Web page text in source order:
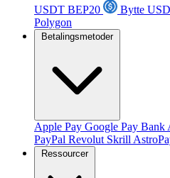
USDT BEP20
Bytte
Polygon
Betalingsmetoder
Apple Pay Google Pay Bank
PayPal Revolut Skrill
Ressourcer